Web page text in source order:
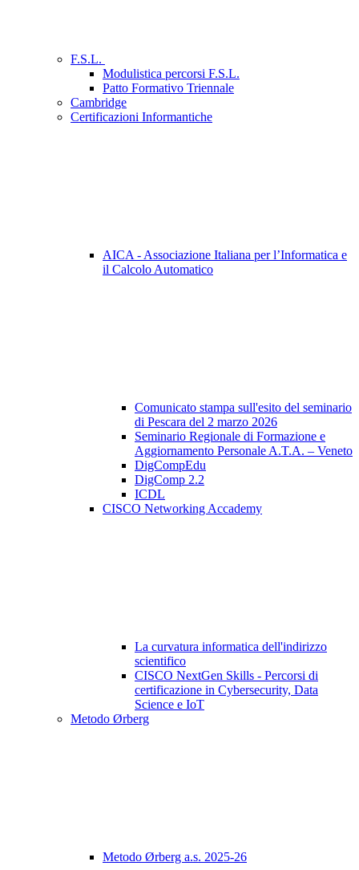
F.S.L.
Modulistica percorsi F.S.L.
Patto Formativo Triennale
Cambridge
Certificazioni Informantiche
AICA - Associazione Italiana per l’Informatica e
il Calcolo Automatico
Comunicato stampa sull'esito del seminario
di Pescara del 2 marzo 2026
Seminario Regionale di Formazione e
Aggiornamento Personale A.T.A. – Veneto
DigCompEdu
DigComp 2.2
ICDL
CISCO Networking Accademy
La curvatura informatica dell'indirizzo
scientifico
CISCO NextGen Skills - Percorsi di
certificazione in Cybersecurity, Data
Science e IoT
Metodo Ørberg
Metodo Ørberg a.s. 2025-26